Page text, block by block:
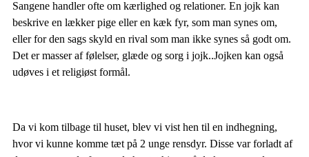
Sangene handler ofte om kærlighed og relationer. En jojk kan
beskrive en lækker pige eller en kæk fyr, som man synes om,
eller for den sags skyld en rival som man ikke synes så godt om.
Det er masser af følelser, glæde og sorg i jojk..Jojken kan også
udøves i et religiøst formål.
Da vi kom tilbage til huset, blev vi vist hen til en indhegning,
hvor vi kunne komme tæt på 2 unge rensdyr. Disse var forladt af